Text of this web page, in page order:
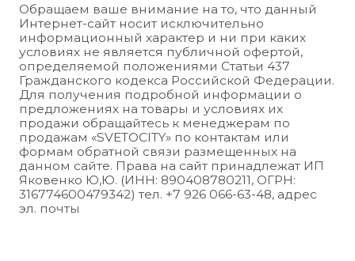
Обращаем ваше внимание на то, что данный
Интернет-сайт носит исключительно
информационный характер и ни при каких
условиях не является публичной офертой,
определяемой положениями Статьи 437
Гражданского кодекса Российской Федерации.
Для получения подробной информации о
предложениях на товары и условиях их
продажи обращайтесь к менеджерам по
продажам «SVETOCITY» по контактам или
формам обратной связи размещенных на
данном сайте. Права на сайт принадлежат ИП
Яковенко Ю,Ю. (ИНН: 890408780211, ОГРН:
316774600479342) тел. +7 926 066-63-48, адрес
эл. почты